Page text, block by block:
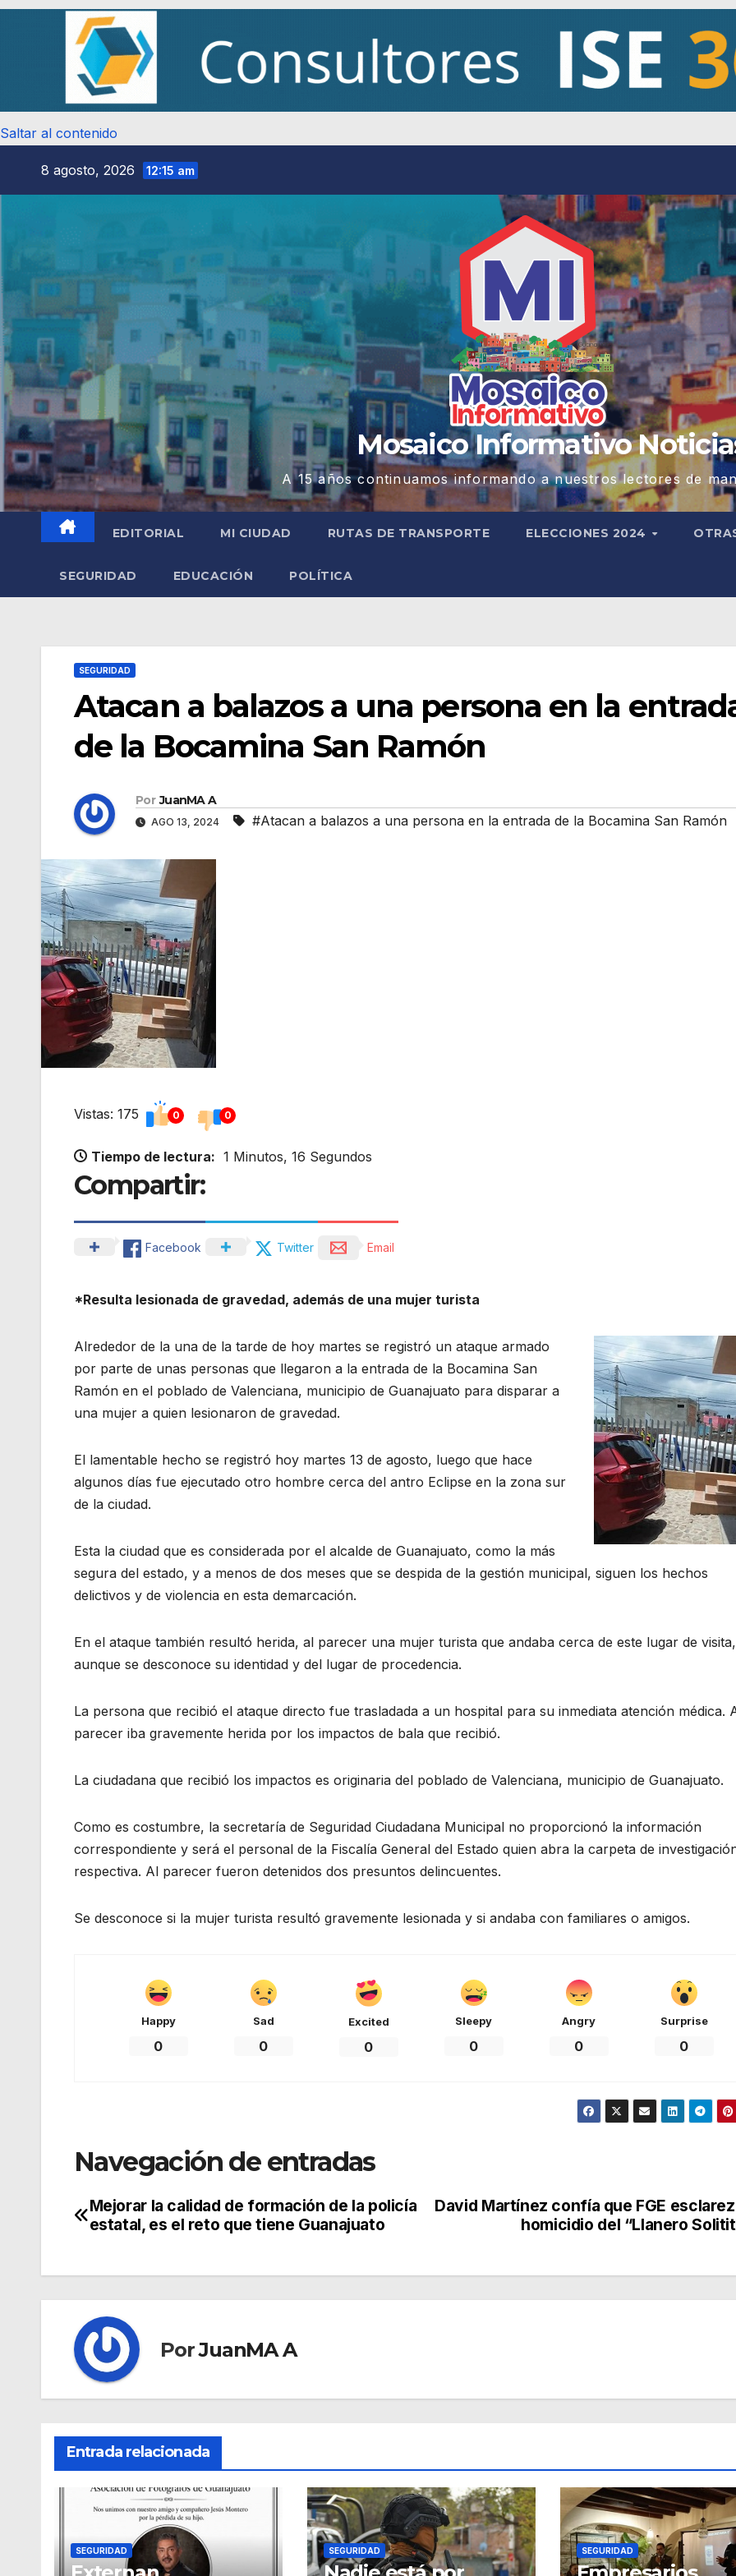
Saltar al contenido
8 agosto, 2026 12:15 am
Mosaico Informativo
A 15 años continuamos informando a nuestros lectores de
EDITORIAL MI CIUDAD RUTAS DE TRANSPORTE ELECCIONES 2024
SEGURIDAD EDUCACIÓN POLÍTICA
SEGURIDAD
Atacan a balazos a una persona en la
de la Bocamina San Ramón
Por JuanMA A
AGO 13, 2024 #Atacan a balazos a una persona en la entrada de la Bocamina San Ramón
Vistas: 175 0 0
Tiempo de lectura: 1 Minutos, 16 Segundos
Compartir:
Facebook Twitter Email
*Resulta lesionada de gravedad, además de una mujer turista
Alrededor de la una de la tarde de hoy martes se registró un ataque armado
por parte de unas personas que llegaron a la entrada de la Bocamina San
Ramón en el poblado de Valenciana, municipio de Guanajuato para disparar a
una mujer a quien lesionaron de gravedad.
El lamentable hecho se registró hoy martes 13 de agosto, luego que hace
algunos días fue ejecutado otro hombre cerca del antro Eclipse en la zona sur
de la ciudad.
Esta la ciudad que es considerada por el alcalde de Guanajuato, como la más
segura del estado, y a menos de dos meses que se despida de la gestión municipal, siguen los hechos
delictivos y de violencia en esta demarcación.
En el ataque también resultó herida, al parecer una mujer turista que andaba cerca de este lugar de visita,
aunque se desconoce su identidad y del lugar de procedencia.
La persona que recibió el ataque directo fue trasladada a un hospital para su inmediata atención médica.
parecer iba gravemente herida por los impactos de bala que recibió.
La ciudadana que recibió los impactos es originaria del poblado de Valenciana, municipio de Guanajuato.
Como es costumbre, la secretaría de Seguridad Ciudadana Municipal no proporcionó la información
correspondiente y será el personal de la Fiscalía General del Estado quien abra la carpeta de
respectiva. Al parecer fueron detenidos dos presuntos delincuentes.
Se desconoce si la mujer turista resultó gravemente lesionada y si andaba con familiares o amigos.
Happy
0
Sad
0
Excited
0
Sleepy
0
Angry
0
Surprise
0
Navegación de entradas
David Martínez confía que FGE
homicidio del “Llanero
Mejorar la calidad de formación de la policía
estatal, es el reto que tiene Guanajuato
PorJuanMA A
Entrada relacionada
SEGURIDAD SEGURIDAD SEGURIDAD